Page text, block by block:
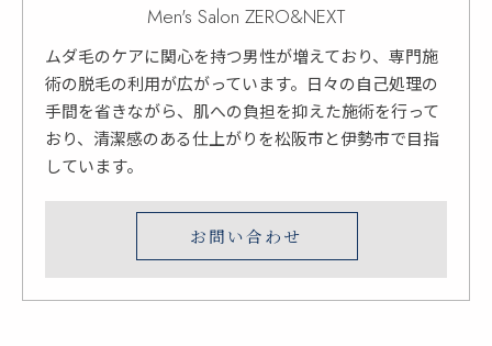
Men's Salon ZERO&NEXT
ムダ毛のケアに関心を持つ男性が増えており、専門施
術の脱毛の利用が広がっています。日々の自己処理の
手間を省きながら、肌への負担を抑えた施術を行って
おり、清潔感のある仕上がりを松阪市と伊勢市で目指
しています。
お問い合わせ